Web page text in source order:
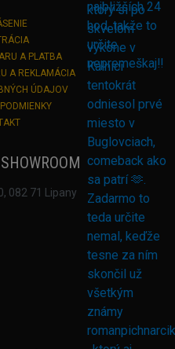
A PLATBA
A REKLAMÁCIA
ÚDAJOV
082 71 Lipany